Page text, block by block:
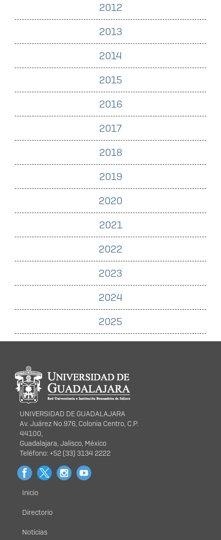
2012
2013
2014
2015
2016
2017
2018
2019
2020
2021
2022
2023
2024
2025
Información del
portal
UNIVERSIDAD DE GUADALAJARA
Av. Juárez No.976, Colonia Centro, C.P.
44100,
Guadalajara, Jalisco, México
Teléfono: +52 (33) 3134 2222
Menú
principal
Inicio
Directorio
Noticias